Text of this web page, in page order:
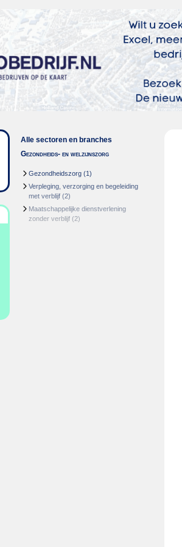
Alle sectoren en branches
Gezondheids- en welzijnszorg
Gezondheidszorg (1)
Verpleging, verzorging en begeleiding
met verblijf (2)
Maatschappelijke dienstverlening
zonder verblijf (2)